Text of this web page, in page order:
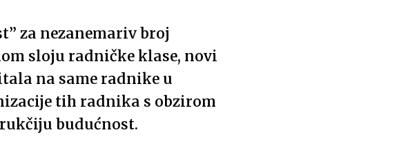
za nezanemariv broj
sloju radničke klase, novi
na same radnike u
tih radnika s obzirom
budućnost.